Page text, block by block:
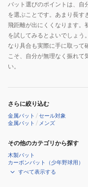
バット選びのポイントは、自
を選ぶことです。あまり長す
飛距離が出にくくなります。
を試してみるとよいでしょう
なり具合も実際に手に取って
こそ、自分が無理なく振れて
い。
さらに絞り込む
金属バット /セール対象
金属バット / メンズ
その他のカテゴリから探す
木製バット
カーボンバット（少年野球用）
すべて表示する